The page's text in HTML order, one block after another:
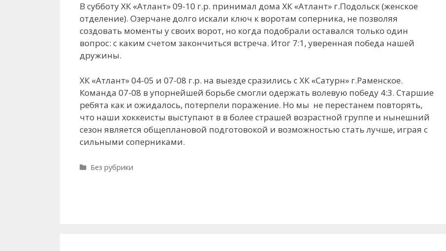
В субботу ХК «Атлант» 09-10 г.р. принимал дома ХК «Атлант» г.Подольск (женское
отделение). Озерчане долго искали ключ к воротам соперника, не позволяя
создовать моменты у своих ворот, но когда подобрали оставался только один
вопрос: с каким счетом закончиться встреча. Итог 7:1, уверенная победа нашей
дружины.
ХК «Атлант» 04-05 и 07-08 г.р. на выезде сразились с ХК «Сатурн» г.Раменское.
Команда 07-08 в упорнейшей борьбе смогли одержать волевую победу 4:3. Старшие
ребята как и ожидалось, потерпели поражение. Но мы не перестанем повторять,
что наши хоккеисты выступают в в более страшей возрастной группе и нынешний
сезон является общеплановой подготовокой и возможностью стать лучше, играя с
сильными соперниками.
Рубрики
Без рубрики